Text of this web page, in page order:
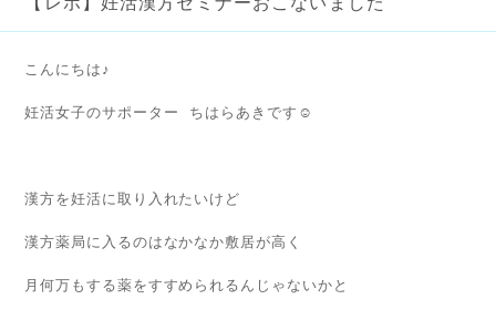
こんにちは♪
妊活女子のサポーター ちはらあきです☺︎
漢方を妊活に取り入れたいけど
漢方薬局に入るのはなかなか敷居が高く
月何万もする薬をすすめられるんじゃないかと